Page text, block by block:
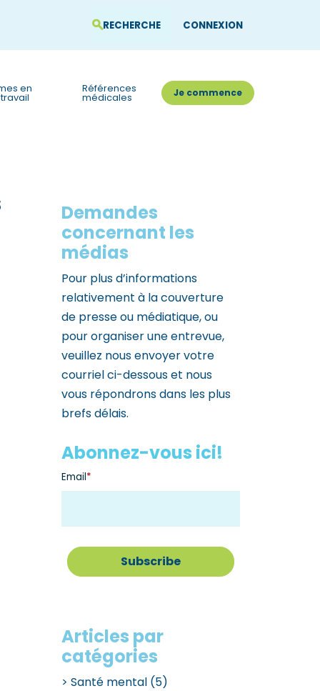
CONNEXION
en Références
médicales Je commence
Demandes
concernant les
médias
Pour plus d’informations
relativement à la couverture
de presse ou médiatique, ou
pour organiser une entrevue,
veuillez nous envoyer votre
courriel ci-dessous et nous
vous répondrons dans les plus
brefs délais.
Abonnez-vous ici!
Email*
Articles par
catégories
Santé mental (5)